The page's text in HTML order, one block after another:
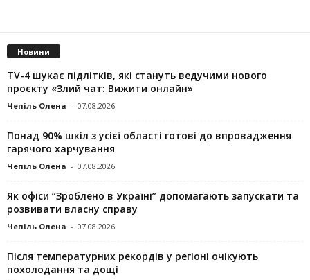
Новини
TV-4 шукає підлітків, які стануть ведучими нового
проєкту «Злий чат: Вижити онлайн»
Чепіль Олена - 07.08.2026
Понад 90% шкіл з усієї області готові до впровадження
гарячого харчування
Чепіль Олена - 07.08.2026
Як офіси “Зроблено в Україні” допомагають запускaти та
розвивати власну справу
Чепіль Олена - 07.08.2026
Після температурних рекордів у регіоні очікують
похолодання та дощі